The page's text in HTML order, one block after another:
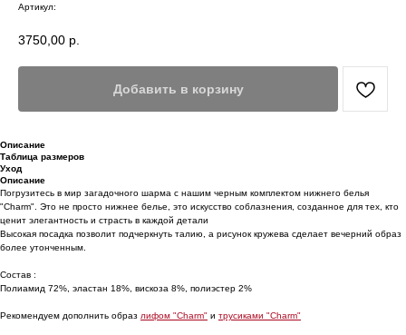
Артикул:
3750,00 р.
Добавить в корзину
Описание
Таблица размеров
Уход
Описание
Погрузитесь в мир загадочного шарма с нашим черным комплектом нижнего белья
"Charm". Это не просто нижнее белье, это искусство соблазнения, созданное для тех, кто
ценит элегантность и страсть в каждой детали
Высокая посадка позволит подчеркнуть талию, а рисунок кружева сделает вечерний образ
более утонченным.
Состав :
Полиамид 72%, эластан 18%, вискоза 8%, полиэстер 2%
Рекомендуем дополнить образ лифом "Charm" и трусиками "Charm"